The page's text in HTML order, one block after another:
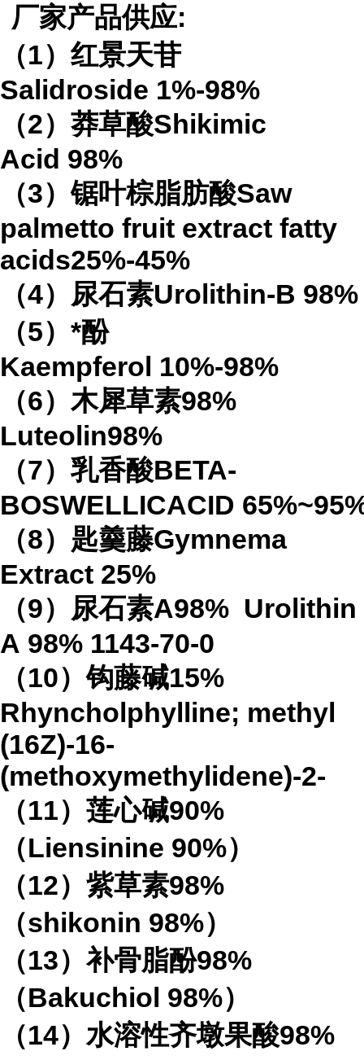
厂家产品供应:
（1）红景天苷
Salidroside 1%-98%
（2）莽草酸Shikimic
Acid 98%
（3）锯叶棕脂肪酸Saw
palmetto fruit extract fatty
acids25%-45%
（4） 尿石素Urolithin-B 98%
（5）*酚
Kaempferol 10%-98%
（6）木犀草素98%
Luteolin98%
（7）乳香酸BETA-
BOSWELLICACID 65%
（8）匙羹藤Gymnema
Extract 25%
（9）尿石素A98% Urolithin
A 98% 1143-70-0
（10）钩藤碱15%
Rhyncholphylline; methyl
(16Z)-16-
(methoxymethylidene)-2-
（11）莲心碱90%
（Liensinine 90%）
（12）紫草素98%
（shikonin 98%）
（13）补骨脂酚98%
（Bakuchiol 98%）
（14）水溶性齐墩果酸98%